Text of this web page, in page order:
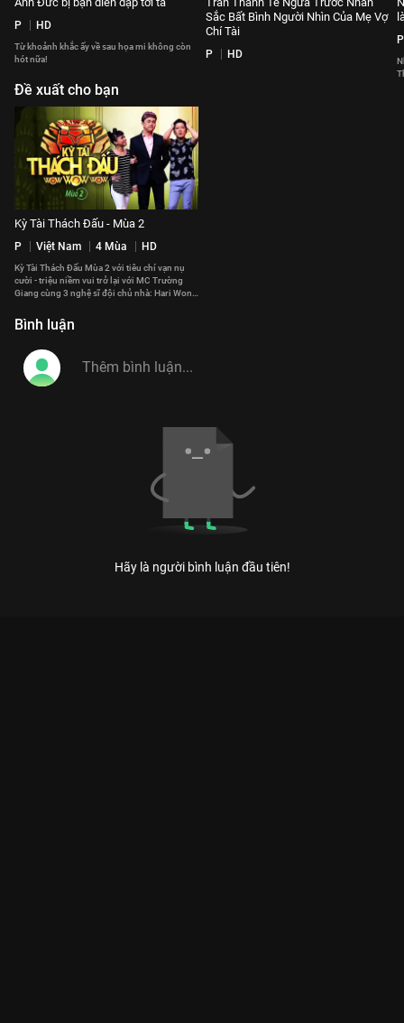
P HD
Từ khoảnh khắc ấy về sau họa mi không còn
hót nữa!
Sắc Bất Bình Người Nhìn Của Mẹ Vợ
Chí Tài
P HD
P
Đề xuất cho bạn
Kỳ Tài Thách Đấu - Mùa 2
P Việt Nam 4 Mùa HD
Kỳ Tài Thách Đấu Mùa 2 với tiêu chí vạn nụ
cười - triệu niềm vui trở lại với MC Trường
Giang cùng 3 nghệ sĩ đội chủ nhà: Hari Won,
Bình luận
Hãy là người bình luận đầu tiên!